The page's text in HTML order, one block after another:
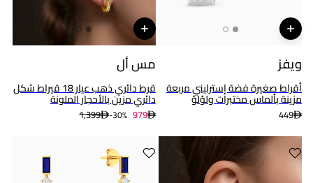
ويفز
أقراط صغيرة فضة إسترليني مربعة
مزينة بألماس مختبرات ولؤلؤ
449
مس أل
قرط دائري ذهب عيار 18 قيراط شكل
دائري مزين بالأحجار الملونة
1,399 30%- 979